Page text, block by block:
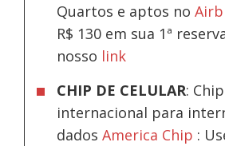
Quartos e aptos no
R$ 130 em sua 1ª
nosso link
CHIP DE CELULAR:
internacional para
dadosAmerica Chip :